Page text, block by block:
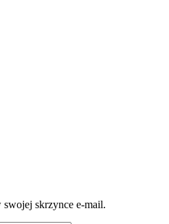
skrzynce e-mail.